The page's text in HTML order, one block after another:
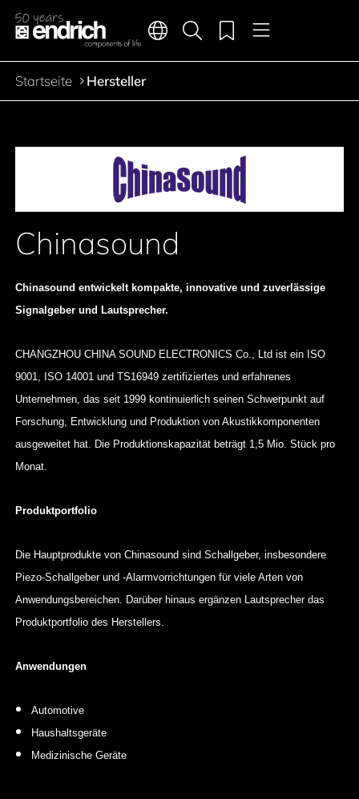
Zum Inhalt springen
Hauptnavigation
Sprachen Menü
Produktsuche
Merkliste
Pfadnavigation
Startseite Hersteller
Chinasound
Chinasound entwickelt kompakte, innovative und zuverlässige
Signalgeber und Lautsprecher.
CHANGZHOU CHINA SOUND ELECTRONICS Co., Ltd ist ein ISO
9001, ISO 14001 und TS16949 zertifiziertes und erfahrenes
Unternehmen, das seit 1999 kontinuierlich seinen Schwerpunkt auf
Forschung, Entwicklung und Produktion von Akustikkomponenten
ausgeweitet hat. Die Produktionskapazität beträgt 1,5 Mio. Stück pro
Monat.
Produktportfolio
Die Hauptprodukte von Chinasound sind Schallgeber, insbesondere
Piezo-Schallgeber und -Alarmvorrichtungen für viele Arten von
Anwendungsbereichen. Darüber hinaus ergänzen Lautsprecher das
Produktportfolio des Herstellers.
Anwendungen
Automotive
Haushaltsgeräte
Medizinische Geräte